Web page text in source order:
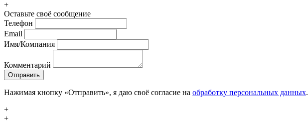
+
Оставьте своё сообщение
Телефон
Email
Имя/Компания
Комментарий
Отправить
Нажимая кнопку «Отправить», я даю своё согласие на обработку персональных данных.
+
+